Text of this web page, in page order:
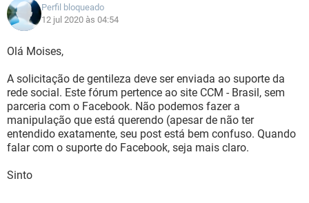
Perfil bloqueado
12 jul 2020 às 04:54
Olá Moises,
A solicitação de gentileza deve ser enviada ao suporte da
rede social. Este fórum pertence ao site CCM - Brasil, sem
parceria com o Facebook. Não podemos fazer a
manipulação que está querendo (apesar de não ter
entendido exatamente, seu post está bem confuso. Quando
falar com o suporte do Facebook, seja mais claro.
Sinto